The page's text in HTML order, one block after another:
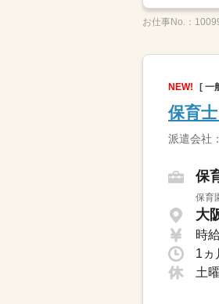
お仕事No.：
NEW! [ 一
保育
派遣会社：
保
保育
大
時
土